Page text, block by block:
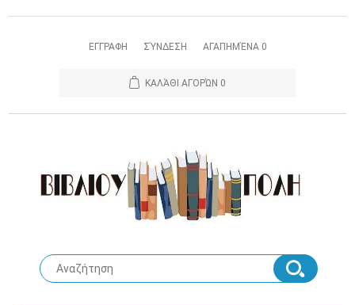
ΕΓΓΡΑΦΗ ΣΎΝΔΕΣΗ ΑΓΑΠΗΜΈΝΑ 0
ΚΑΛΆΘΙ ΑΓΟΡΏΝ 0